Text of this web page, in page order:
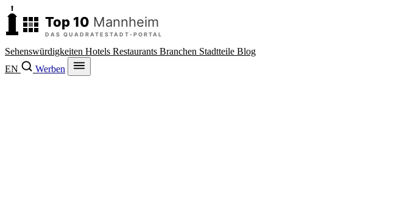
Sehenswürdigkeiten Hotels Restaurants Branchen Stadtteile Blog
EN
Werben